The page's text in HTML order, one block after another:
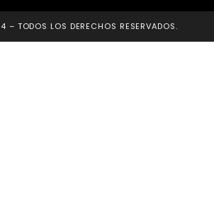
– TODOS LOS DERECHOS RESERVADOS.